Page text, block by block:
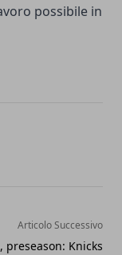
possibile in
Articolo Successivo
preseason: Knicks